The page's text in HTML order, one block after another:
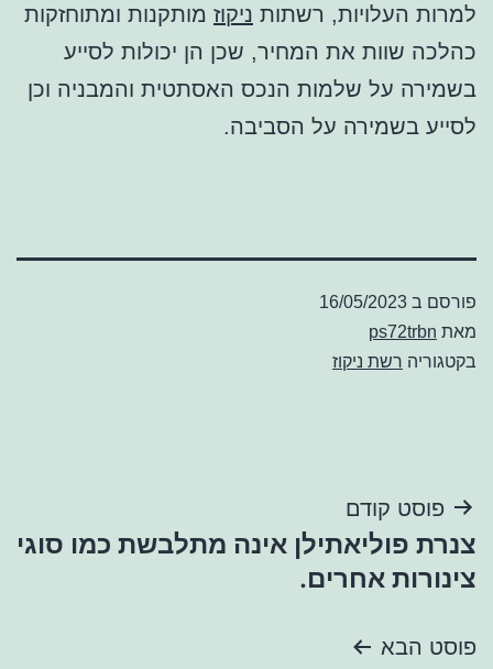
למרות העלויות, רשתות ניקוז מותקנות ומתוחזקות
כהלכה שוות את המחיר, שכן הן יכולות לסייע
בשמירה על שלמות הנכס האסתטית והמבניה וכן
לסייע בשמירה על הסביבה.
פורסם ב 16/05/2023
מאת ps72trbn
בקטגוריה רשת ניקוז
ניווט
פוסט קודם
צנרת פוליאתילן אינה מתלבשת כמו סוגי
צינורות אחרים.
פוסט הבא